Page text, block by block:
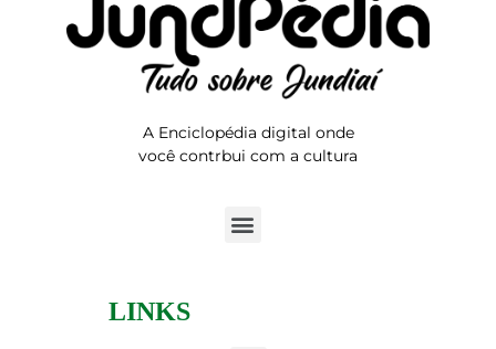
A Enciclopédia digital onde
você contrbui com a cultura
LINKS